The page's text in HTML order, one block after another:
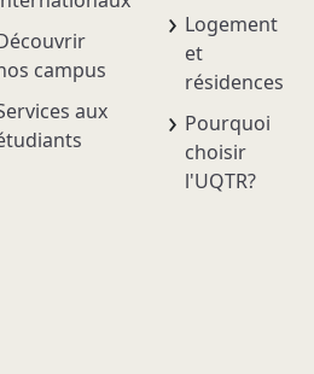
campus
aux
Logement
et
résidences
Pourquoi
choisir
l'UQTR?